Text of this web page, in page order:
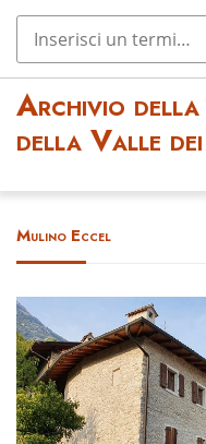
Archivio della
della Valle
Mulino Eccel